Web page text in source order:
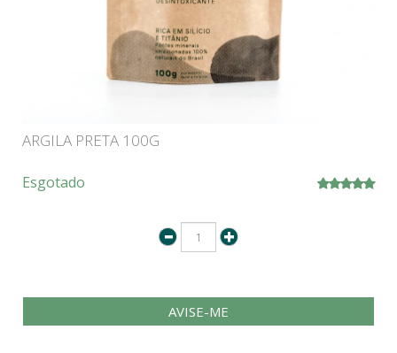
ARGILA PRETA 100G
Esgotado
AVISE-ME